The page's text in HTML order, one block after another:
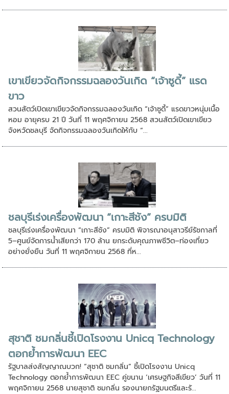
เขาเขียวจัดกิจกรรมฉลองวันเกิด “เจ้าซูดี้” แรด
ขาว
สวนสัตว์เปิดเขาเขียวจัดกิจกรรมฉลองวันเกิด “เจ้าซูดี้” แรดขาวหนุ่มเนื้อ
หอม อายุครบ 21 ปี วันที่ 11 พฤศจิกายน 2568 สวนสัตว์เปิดเขาเขียว
จังหวัดชลบุรี จัดกิจกรรมฉลองวันเกิดให้กับ “...
ชลบุรีเร่งเครื่องพัฒนา “เกาะสีชัง” ครบมิติ
ชลบุรีเร่งเครื่องพัฒนา “เกาะสีชัง” ครบมิติ พิจารณาอนุสาวรีย์รัชกาลที่
5–ศูนย์จัดการน้ำเสียกว่า 170 ล้าน ยกระดับคุณภาพชีวิต–ท่องเที่ยว
อย่างยั่งยืน วันที่ 11 พฤศจิกายน 2568 ที่ห...
สุชาติ ชมกลิ่นชี้เปิดโรงงาน Unicq Technology
ตอกย้ำการพัฒนา EEC
รัฐบาลส่งสัญญาณบวก! “สุชาติ ชมกลิ่น” ชี้เปิดโรงงาน Unicq
Technology ตอกย้ำการพัฒนา EEC คู่ขนาน ‘เศรษฐกิจสีเขียว’ วันที่ 11
พฤศจิกายน 2568 นายสุชาติ ชมกลิ่น รองนายกรัฐมนตรีและรั...